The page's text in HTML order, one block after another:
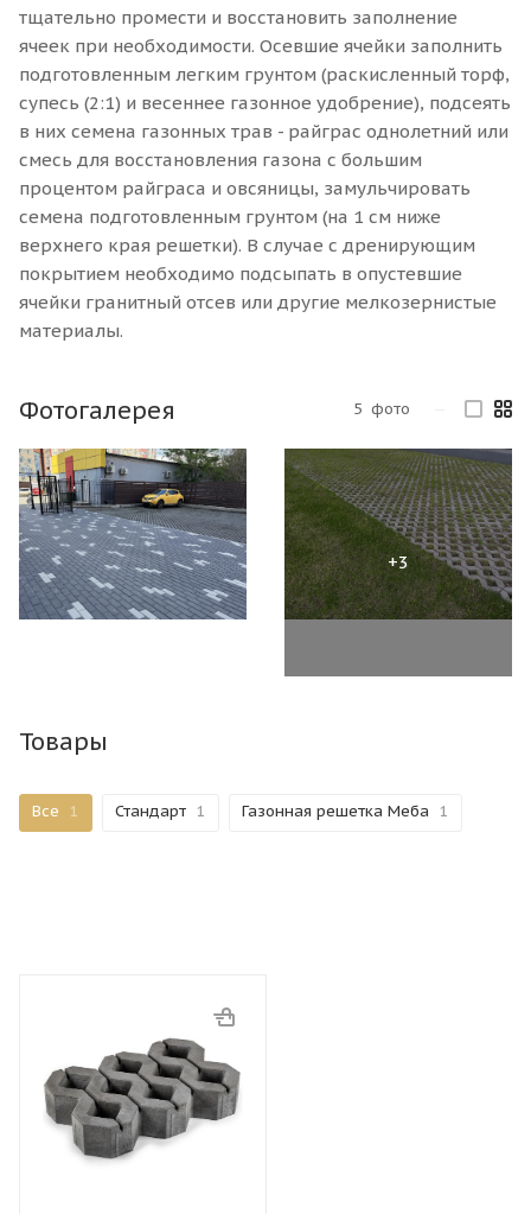
тщательно промести и восстановить заполнение
ячеек при необходимости. Осевшие ячейки заполнить
подготовленным легким грунтом (раскисленный торф,
супесь (2:1) и весеннее газонное удобрение), подсеять
в них семена газонных трав - райграс однолетний или
смесь для восстановления газона с большим
процентом райграса и овсяницы, замульчировать
семена подготовленным грунтом (на 1 см ниже
верхнего края решетки). В случае с дренирующим
покрытием необходимо подсыпать в опустевшие
ячейки гранитный отсев или другие мелкозернистые
материалы.
Фотогалерея 5 фото
Товары
Все 1 Стандарт 1 Газонная решетка Меба 1